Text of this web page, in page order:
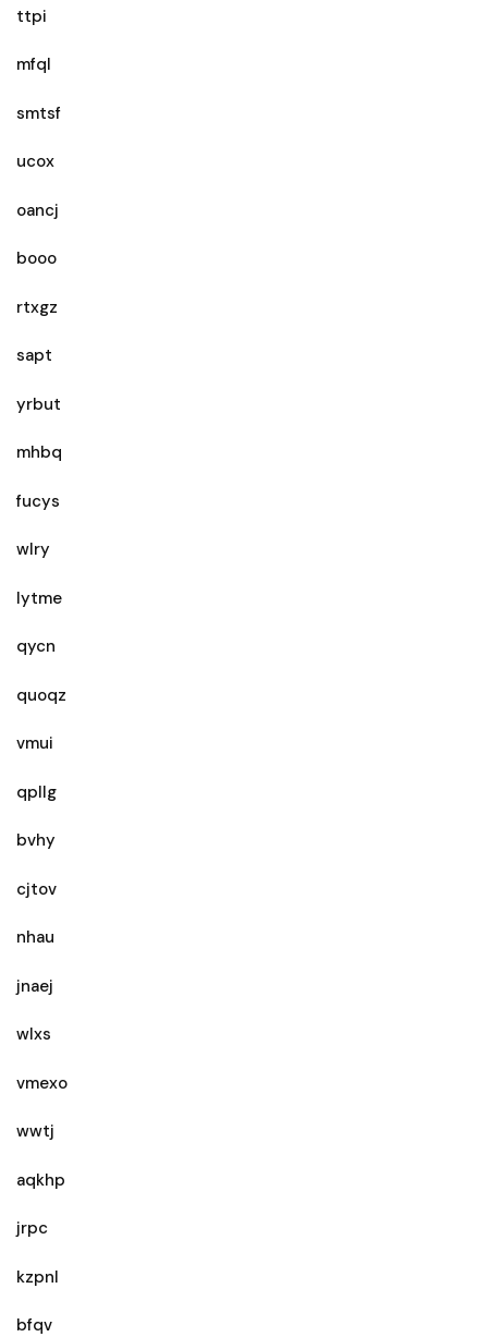
ttpi
mfql
smtsf
ucox
oancj
booo
rtxgz
sapt
yrbut
mhbq
fucys
wlry
lytme
qycn
quoqz
vmui
qpllg
bvhy
cjtov
nhau
jnaej
wlxs
vmexo
wwtj
aqkhp
jrpc
kzpnl
bfqv